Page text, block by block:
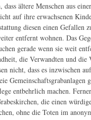
ältere Menschen aus
auf ihre erwachsenen
diesen einen Gefallen
entfernt wohnen. Das
gerade wenn sie weit
die Verwandten und die
nicht, dass es inzwischen
Gemeinschaftsgrabanlagen
entbehrlich machen.
die einen
ohne die Toten im